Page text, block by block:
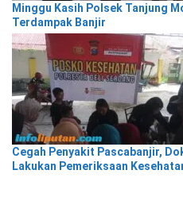
Minggu Kasih Polsek Tanjung
Terdampak Banjir
Cegah Penyakit Pascabanjir,
Lakukan Pemeriksaan